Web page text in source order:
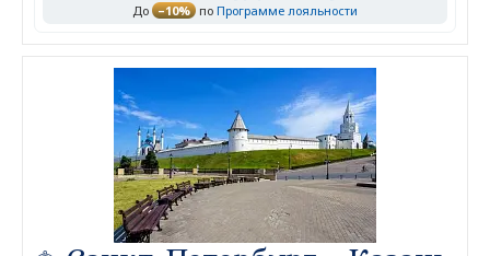
До –10% по Программе лояльности